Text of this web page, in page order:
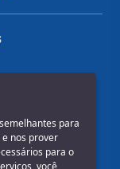
para
nos prover
para o
você